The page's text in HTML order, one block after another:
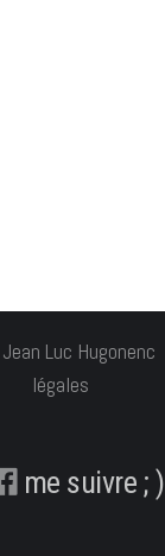
Jean Luc Hugonenc
légales
me suivre ; )